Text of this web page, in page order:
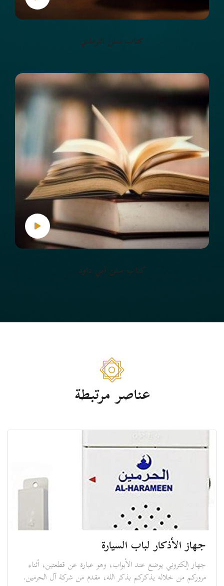
كتاب سنن الترمذي
كتاب سنن أبي داود
عناصر مرتبطة
جهاز الأذكار لباب السيارة
جهاز إلكتروني يوضع عند الأبواب، وهو عبارة عن قطعتين، أثناء
مروركم من خلاله يذكركم بذكر الله، مقدم من شركة آل الحرمين.